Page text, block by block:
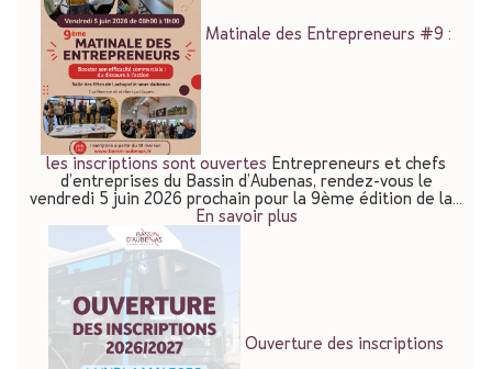
Matinale des Entrepreneurs #9 :
les inscriptions sont ouvertes Entrepreneurs et chefs
d’entreprises du Bassin d’Aubenas, rendez-vous le
vendredi 5 juin 2026 prochain pour la 9ème édition de la…
En savoir plus
Ouverture des inscriptions